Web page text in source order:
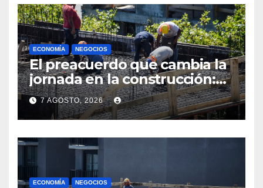
ECONOMÍA NEGOCIOS
El preacuerdo que cambia la
jornada en la construcción:
menos horas, subas reales y
convenio hasta 2031
7 AGOSTO, 2026
ECONOMÍA NEGOCIOS